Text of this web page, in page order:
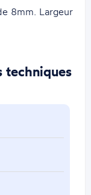
8mm. Largeur
techniques